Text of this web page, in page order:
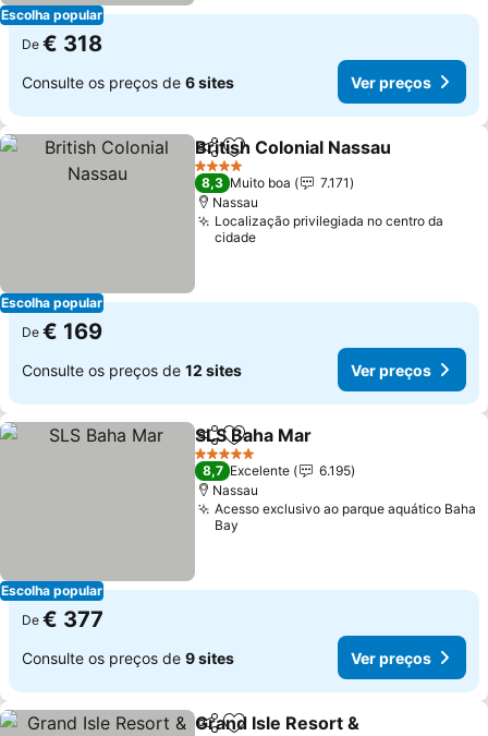
Escolha popular
De € 318
Consulte os preços de 6 sites Ver preços
Escolha popular
PartilharAdicionar aos favoritos
British Colonial Nassau
4 Estrelas
8,3 Muito boa
7.171
Nassau
Localização privilegiada no centro da
cidade
De € 169
Consulte os preços de 12 sites Ver preços
Escolha popular
PartilharAdicionar aos favoritos
SLS Baha Mar
5 Estrelas
8,7 Excelente
6.195
Nassau
Acesso exclusivo ao parque aquático Baha
Bay
De € 377
Consulte os preços de 9 sites Ver preços
Grand Isle Resort &